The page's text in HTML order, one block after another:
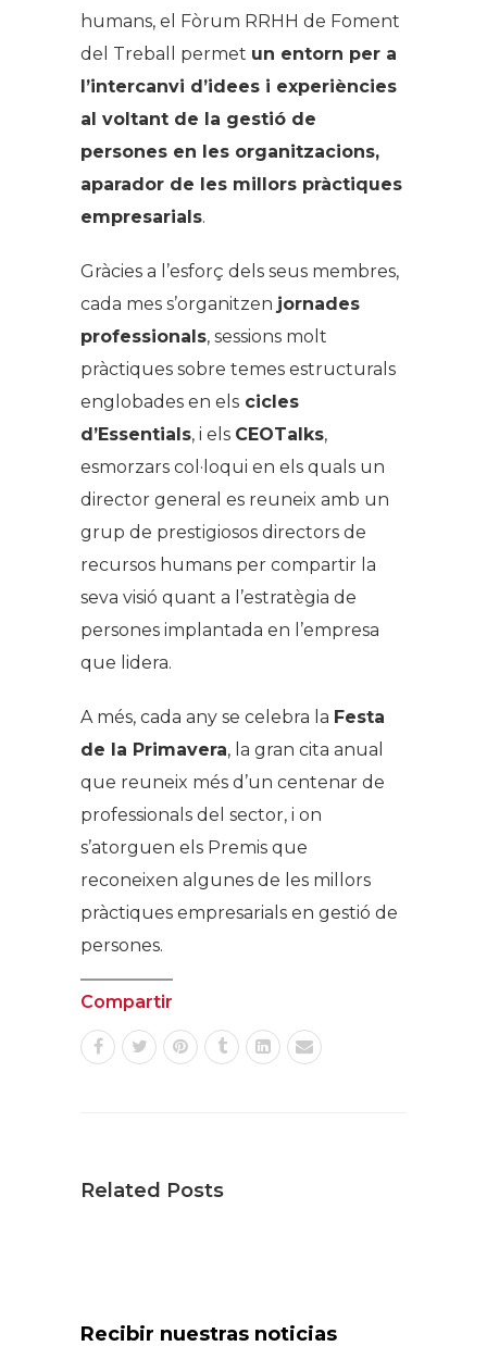
humans, el Fòrum RRHH de Foment
del Treball permet un entorn per a
l’intercanvi d’idees i experiències
al voltant de la gestió de
persones en les organitzacions,
aparador de les millors pràctiques
empresarials.
Gràcies a l’esforç dels seus membres,
cada mes s’organitzen jornades
professionals, sessions molt
pràctiques sobre temes estructurals
englobades en els cicles
d’Essentials, i els CEOTalks,
esmorzars col·loqui en els quals un
director general es reuneix amb un
grup de prestigiosos directors de
recursos humans per compartir la
seva visió quant a l’estratègia de
persones implantada en l’empresa
que lidera.
A més, cada any se celebra la Festa
de la Primavera, la gran cita anual
que reuneix més d’un centenar de
professionals del sector, i on
s’atorguen els Premis que
reconeixen algunes de les millors
pràctiques empresarials en gestió de
persones.
Compartir
Related Posts
Recibir nuestras noticias